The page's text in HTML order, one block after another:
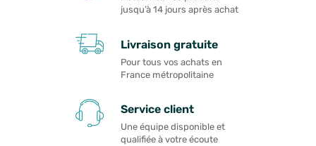
jusqu’à 14 jours après achat
Livraison gratuite
Pour tous vos achats en
France métropolitaine
Service client
Une équipe disponible et
qualifiée à votre écoute